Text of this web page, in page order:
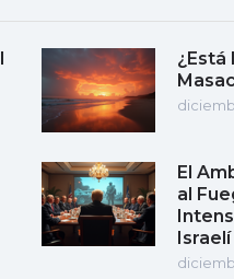
¿Está
El
al
Israelí